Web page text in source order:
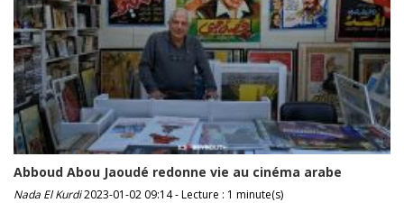
Abboud Abou Jaoudé redonne vie au cinéma arabe
Nada El Kurdi2023-01-02 09:14 - Lecture : 1 minute(s)